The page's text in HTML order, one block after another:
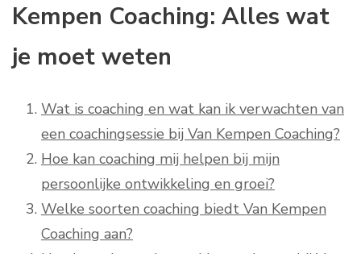
Kempen Coaching: Alles wat
je moet weten
Wat is coaching en wat kan ik verwachten van
een coachingsessie bij Van Kempen Coaching?
Hoe kan coaching mij helpen bij mijn
persoonlijke ontwikkeling en groei?
Welke soorten coaching biedt Van Kempen
Coaching aan?